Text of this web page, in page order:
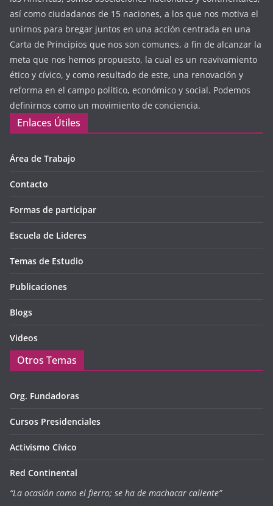
así como ciudadanos de 15 naciones, a los que nos motiva el
unirnos para bregar juntos en una acción centrada en una
Carta de Principios que nos son comunes, a fin de alcanzar la
meta que nos hemos propuesto, la cual es un reavivamiento
ético y cívico, y como resultado de este, una renovación y
reforma en el campo político, económico y social. Podemos
definirnos como un movimiento de conciencia.
Enlaces Útiles
Área de Trabajo
Contacto
Formas de participar
Escuela de Lideres
Temas de Estudio
Publicaciones
Blogs
Videos
Otros Temas
Org. Fundadoras
Cursos Presidenciales
Activismo Cívico
Red Continental
“La ocasión como el fierro; se ha de machacar caliente”